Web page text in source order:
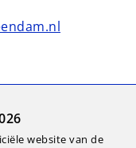
website van de